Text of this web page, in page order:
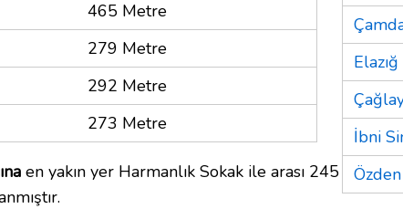
465 Metre
279 Metre
292 Metre
273 Metre
en yakın yer Harmanlık Sokak ile arası 245
İbni